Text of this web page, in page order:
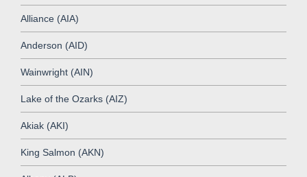
Alliance (AIA)
Anderson (AID)
Wainwright (AIN)
Lake of the Ozarks (AIZ)
Akiak (AKI)
King Salmon (AKN)